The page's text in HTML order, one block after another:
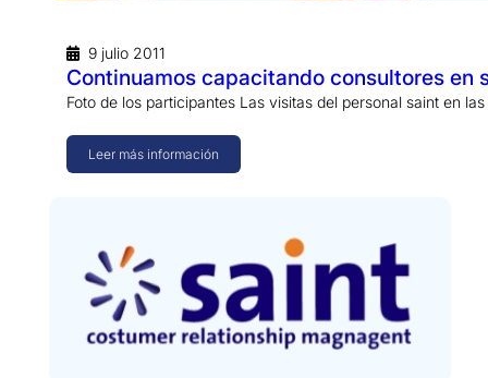
9 julio 2011
Continuamos capacitando consultores en
Foto de los participantes Las visitas del personal saint en
Leer más información